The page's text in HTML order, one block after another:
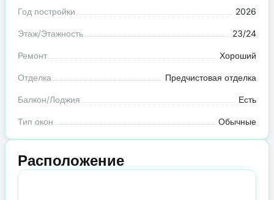
Год постройки 2026
Этаж/Этажность 23/24
Ремонт Хороший
Отделка Предчистовая отделка
Балкон/Лоджия Есть
Тип окон Обычные
Расположение